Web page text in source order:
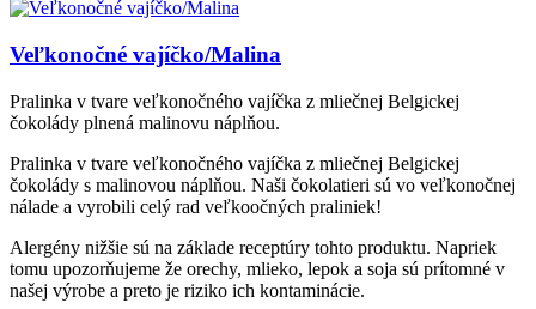
Veľkonočné vajíčko/Malina
Pralinka v tvare veľkonočného vajíčka z mliečnej Belgickej
čokolády plnená malinovu náplňou.
Pralinka v tvare veľkonočného vajíčka z mliečnej Belgickej
čokolády s malinovou náplňou. Naši čokolatieri sú vo veľkonočnej
nálade a vyrobili celý rad veľkoočných praliniek!
Alergény nižšie sú na základe receptúry tohto produktu. Napriek
tomu upozorňujeme že orechy, mlieko, lepok a soja sú prítomné v
našej výrobe a preto je riziko ich kontaminácie.